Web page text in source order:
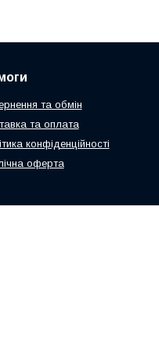
та обмін
та оплата
конфіденційності
оферта